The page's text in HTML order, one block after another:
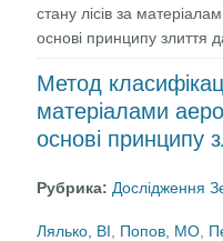
стану лісів за
основі принципу злиття
Метод
матеріалами
основі принципу
Рубрика: Дослідження
Лялько, ВІ Попов, МО